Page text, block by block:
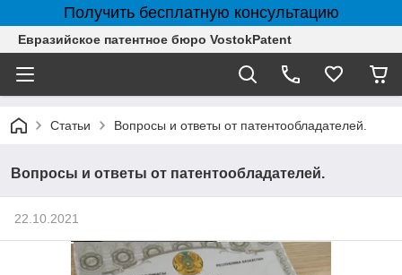
Получить бесплатную консультацию
Евразийское патентное бюро VostokPatent
Статьи Вопросы и ответы от патентообладателей.
Вопросы и ответы от патентообладателей.
22.10.2021